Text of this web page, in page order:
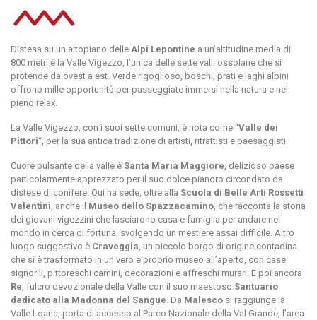
Distesa su un altopiano delle Alpi Lepontine a un’altitudine media di
800 metri è la Valle Vigezzo, l’unica delle sette valli ossolane che si
protende da ovest a est. Verde rigoglioso, boschi, prati e laghi alpini
offrono mille opportunità per passeggiate immersi nella natura e nel
pieno relax.
La Valle Vigezzo, con i suoi sette comuni, è nota come “Valle dei
Pittori“, per la sua antica tradizione di artisti, ritrattisti e paesaggisti.
Cuore pulsante della valle è Santa Maria Maggiore , delizioso paese
particolarmente apprezzato per il suo dolce pianoro circondato da
distese di conifere. Qui ha sede, oltre alla Scuola di Belle Arti Rossetti
Valentini , anche il Museo dello Spazzacamino , che racconta la storia
dei giovani vigezzini che lasciarono casa e famiglia per andare nel
mondo in cerca di fortuna, svolgendo un mestiere assai difficile. Altro
luogo suggestivo è Craveggia , un piccolo borgo di origine contadina
che si è trasformato in un vero e proprio museo all’aperto, con case
signorili, pittoreschi camini, decorazioni e affreschi murari. E poi ancora
Re , fulcro devozionale della Valle con il suo maestoso Santuario
dedicato alla Madonna del Sangue . Da Malesco si raggiunge la
Valle Loana, porta di accesso al Parco Nazionale della Val Grande, l’area